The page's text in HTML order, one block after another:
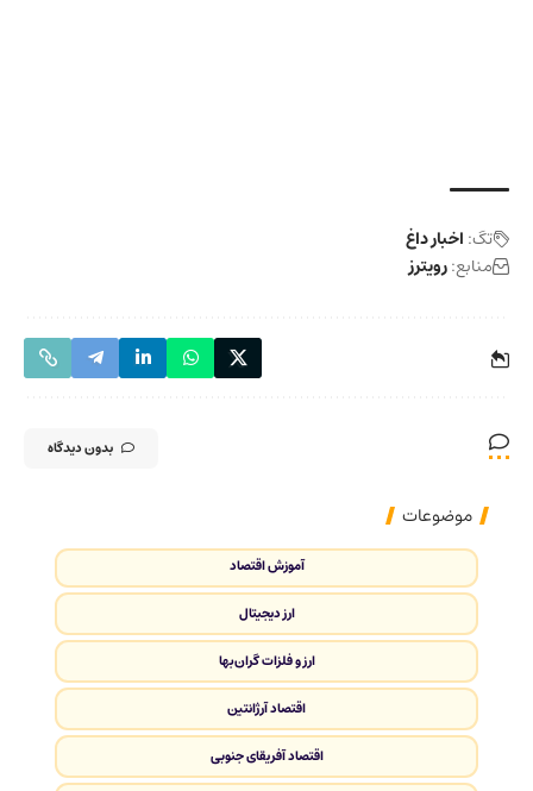
تگ: اخبار داغ
منابع:رویترز
بدون دیدگاه
موضوعات
آموزش اقتصاد
ارز دیجیتال
ارز و فلزات گران‌بها
اقتصاد آرژانتین
اقتصاد آفریقای جنوبی